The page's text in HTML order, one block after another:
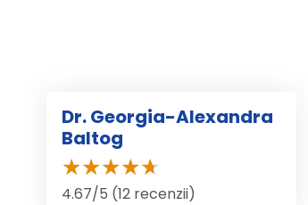
Dr. Georgia-Alexandra
Baltog
4.67/5 (12 recenzii)